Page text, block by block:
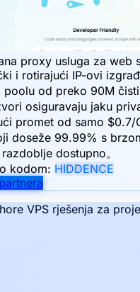
proxy usluga za web
i rotirajući IP-ovi
od preko 90M
osiguravaju jaku
promet od samo $0.7/
doseže 99.99% s
dostupno。
kodom: HIDDENCE
VPS rješenja za